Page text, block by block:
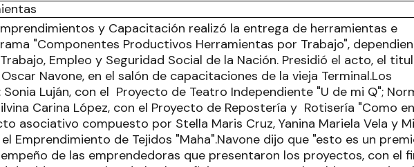
y Capacitación realizó la entrega de herramientas e
"Componentes Productivos Herramientas por Trabajo",
Empleo y Seguridad Social de la Nación. Presidió el acto, el
Navone, en el salón de capacitaciones de la vieja Terminal.Los
Luján, con el Proyecto de Teatro Independiente "U de mi Q";
Carina López, con el Proyecto de Repostería y Rotisería "Como en
asociativo compuesto por Stella Maris Cruz, Yanina Mariela Vela y
Emprendimiento de Tejidos "Maha".Navone dijo que "esto es un
de las emprendedoras que presentaron los proyectos, con el